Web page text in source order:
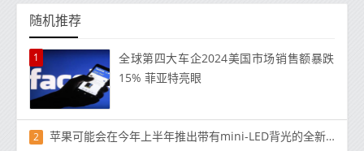
随机推荐
1
全球第四大车企2024美国市场销售额暴跌
15% 菲亚特亮眼
2 苹果可能会在今年上半年推出带有mini-LED背光的全新12.9英寸iPad Pro